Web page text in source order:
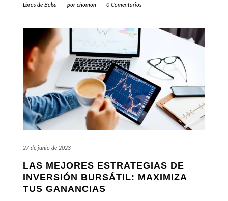
Lbros de Bolsa - por chomon - 0 Comentarios
27 de junio de 2023
LAS MEJORES ESTRATEGIAS DE
INVERSIÓN BURSÁTIL: MAXIMIZA
TUS GANANCIAS